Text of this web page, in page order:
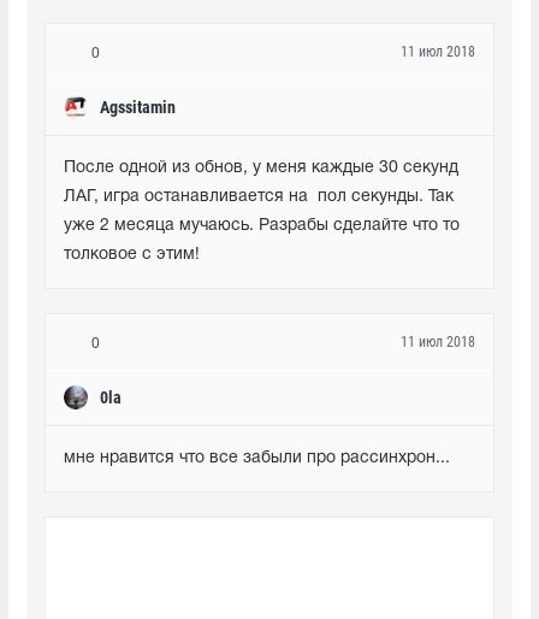
0
Agssitamin
11 июл 2018
После одной из обнов, у меня каждые 30 секунд
ЛАГ, игра останавливается на  пол секунды. Так
уже 2 месяца мучаюсь. Разрабы сделайте что то
толковое с этим!
0
0la
11 июл 2018
мне нравится что все забыли про рассинхрон...